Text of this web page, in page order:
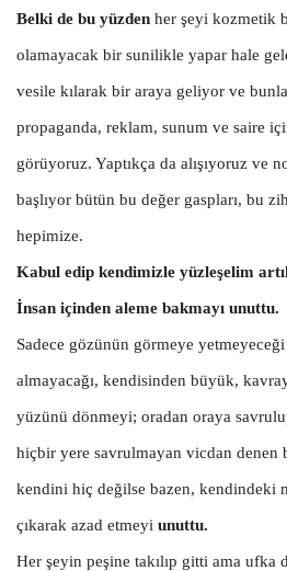
Belki de bu yüzden her şeyi kozmetik
olamayacak bir sunilikle yapar hale
vesile kılarak bir araya geliyor ve
propaganda, reklam, sunum ve saire
görüyoruz. Yaptıkça da alışıyoruz ve
başlıyor bütün bu değer gaspları, bu
hepimize.
Kabul edip kendimizle yüzleşelim
İnsan içinden aleme bakmayı unuttu.
Sadece gözünün görmeye yetmeyeceği
almayacağı, kendisinden büyük,
yüzünü dönmeyi; oradan oraya
hiçbir yere savrulmayan vicdan
kendini hiç değilse bazen, kendindeki
çıkarak azad etmeyi unuttu.
Her şeyin peşine takılıp gitti ama